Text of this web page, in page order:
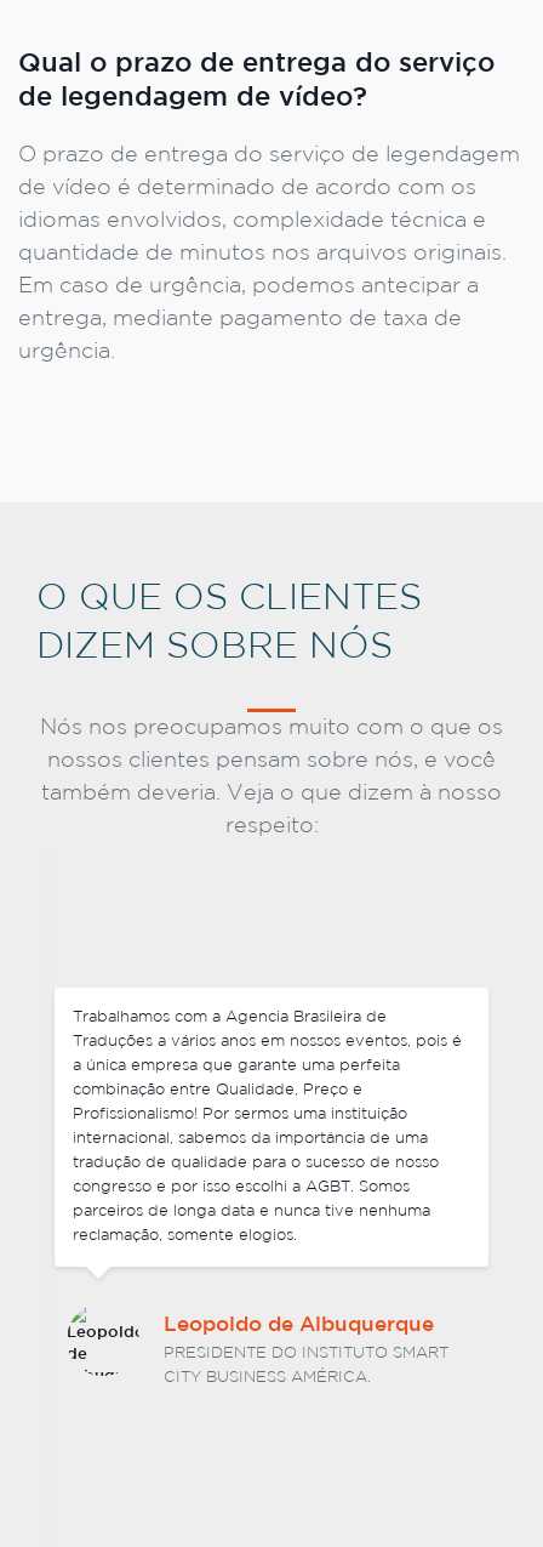
Qual o prazo de entrega do serviço
de legendagem de vídeo?
O prazo de entrega do serviço de legendagem
de vídeo é determinado de acordo com os
idiomas envolvidos, complexidade técnica e
quantidade de minutos nos arquivos originais.
Em caso de urgência, podemos antecipar a
entrega, mediante pagamento de taxa de
urgência.
O QUE OS CLIENTES
DIZEM SOBRE NÓS
Nós nos preocupamos muito com o que os
nossos clientes pensam sobre nós, e você
também deveria. Veja o que dizem à nosso
respeito:
Não somente negociamos preços competitivos,
mas também cada um de nossos pedidos foram
entregues antes do prazo e foram muito flexíveis
com mudanças de última hora em alguns dos
arquivos finais que enviamos. Foi ótimo lidar com a
equipe da Agencia Brasileira de Traduções e não
tenho nenhuma hesitação em recomendar os seus
serviços. Estou ansioso por trabalhar com vocês
novamente no futuro.
Barcelos
SÓCIO DIRETOR DA BARCELOS E
ASSOCIADOS SOCIEDADE DE ADVOGADOS